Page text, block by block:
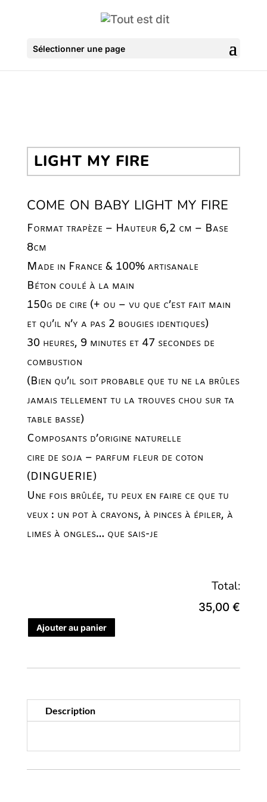
Sélectionner une page
LIGHT MY FIRE
come on baby light my fire
Format trapèze – Hauteur 6,2 cm – Base
8cm
Made in France & 100% artisanale
Béton coulé à la main
150g de cire (+ ou – vu que c’est fait main
et qu’il n’y a pas 2 bougies identiques)
30 heures, 9 minutes et 47 secondes de
combustion
(Bien qu’il soit probable que tu ne la brûles
jamais tellement tu la trouves chou sur ta
table basse)
Composants d’origine naturelle
cire de soja – parfum fleur de coton
(DINGUERIE)
Une fois brûlée, tu peux en faire ce que tu
veux : un pot à crayons, à pinces à épiler, à
limes à ongles… que sais-je
Total:
35,00 €
Ajouter au panier
Description